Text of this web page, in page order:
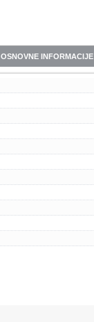
OSNOVNE INFORMACIJE